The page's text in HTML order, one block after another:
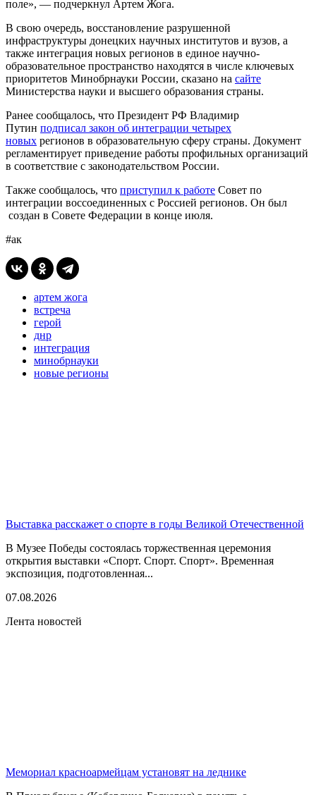
поле», — подчеркнул Артем Жога.
В свою очередь, восстановление разрушенной
инфраструктуры донецких научных институтов и вузов, а
также интеграция новых регионов в единое научно-
образовательное пространство находятся в числе ключевых
приоритетов Минобрнауки России, сказано на сайте
Министерства науки и высшего образования страны.
Ранее сообщалось, что Президент РФ Владимир
Путин подписал закон об интеграции четырех
новых регионов в образовательную сферу страны. Документ
регламентирует приведение работы профильных организаций
в соответствие с законодательством России.
Также сообщалось, что приступил к работе Совет по
интеграции воссоединенных с Россией регионов. Он был
создан в Совете Федерации в конце июля.
#ак
артем жога
встреча
герой
днр
интеграция
минобрнауки
новые регионы
Выставка расскажет о спорте в годы Великой Отечественной
В Музее Победы состоялась торжественная церемония
открытия выставки «Спорт. Спорт. Спорт». Временная
экспозиция, подготовленная...
07.08.2026
Лента новостей
Мемориал красноармейцам установят на леднике